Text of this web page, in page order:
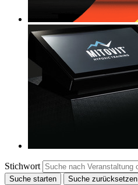
Stichwort
Suche starten Suche zurücksetzen